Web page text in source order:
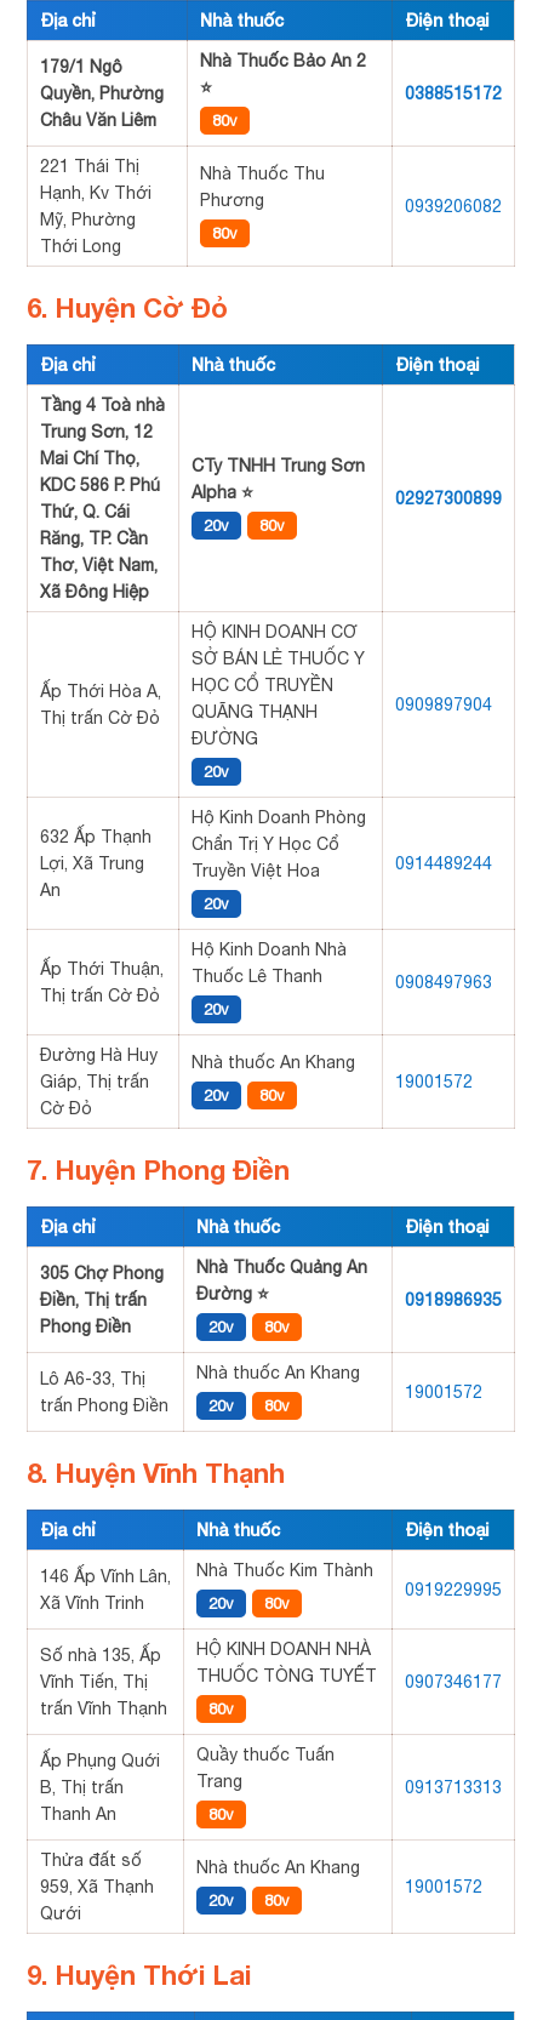
Địa chỉ Nhà thuốc Điện thoại
179/1 Ngô
Quyền, Phường
Châu Văn Liêm
Nhà Thuốc Bảo An 2
⭐
80v
0388515172
221 Thái Thị
Hạnh, Kv Thới
Mỹ, Phường
Thới Long
Nhà Thuốc Thu
Phương
80v
0939206082
6. Huyện Cờ Đỏ
Địa chỉ Nhà thuốc Điện thoại
Tầng 4 Toà nhà
Trung Sơn, 12
Mai Chí Thọ,
KDC 586 P. Phú
Thứ, Q. Cái
Răng, TP. Cần
Thơ, Việt Nam,
Xã Đông Hiệp
CTy TNHH Trung Sơn
Alpha ⭐
20v 80v
02927300899
Ấp Thới Hòa A,
Thị trấn Cờ Đỏ
HỘ KINH DOANH CƠ
SỞ BÁN LẺ THUỐC Y
HỌC CỔ TRUYỀN
QUÃNG THẠNH
ĐƯỜNG
20v
0909897904
632 Ấp Thạnh
Lợi, Xã Trung
An
Hộ Kinh Doanh Phòng
Chẩn Trị Y Học Cổ
Truyền Việt Hoa
20v
0914489244
Ấp Thới Thuận,
Thị trấn Cờ Đỏ
Hộ Kinh Doanh Nhà
Thuốc Lê Thanh
20v
0908497963
Đường Hà Huy
Giáp, Thị trấn
Cờ Đỏ
Nhà thuốc An Khang
20v 80v
19001572
7. Huyện Phong Điền
Địa chỉ Nhà thuốc Điện thoại
305 Chợ Phong
Điền, Thị trấn
Phong Điền
Nhà Thuốc Quảng An
Đường ⭐
20v 80v
0918986935
Lô A6-33, Thị
trấn Phong Điền
Nhà thuốc An Khang
20v 80v
19001572
8. Huyện Vĩnh Thạnh
Địa chỉ Nhà thuốc Điện thoại
146 Ấp Vĩnh Lân,
Xã Vĩnh Trinh
Nhà Thuốc Kim Thành
20v 80v
0919229995
Số nhà 135, Ấp
Vĩnh Tiến, Thị
trấn Vĩnh Thạnh
HỘ KINH DOANH NHÀ
THUỐC TÒNG TUYẾT
80v
0907346177
Ấp Phụng Quới
B, Thị trấn
Thanh An
Quầy thuốc Tuấn
Trang
80v
0913713313
Thửa đất số
959, Xã Thạnh
Qưới
Nhà thuốc An Khang
20v 80v
19001572
9. Huyện Thới Lai